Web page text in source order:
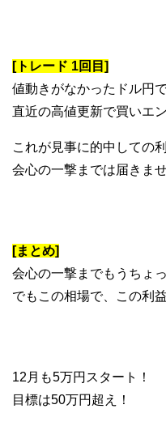
[トレード 1回目]
値動きがなかったドル円で
直近の高値更新で買いエン
これが見事に的中しての
会心の一撃までは届きま
[まとめ]
会心の一撃までもうちょ
でもこの相場で、この利
12月も5万円スタート！
目標は50万円超え！